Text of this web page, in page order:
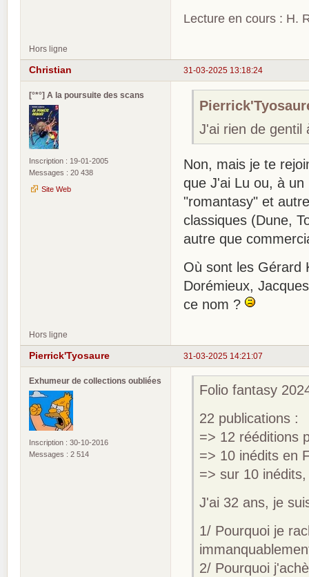
Lecture en cours : H.
Hors ligne
31-03-2025 13:18:24
Christian
[°*°] A la poursuite des scans
Inscription : 19-01-2005
Messages : 20 438
Site Web
J'ai rien de
Non, mais je te
que J'ai Lu ou, à
"romantasy" et
classiques (Dune,
autre que
Où sont les Gérard
Dorémieux,
ce nom ?
Hors ligne
31-03-2025 14:21:07
Pierrick'Tyosaure
Exhumeur de collections oubliées
Inscription : 30-10-2016
Messages : 2 514
Folio fantasy
22 publications :
=> 12 rééditions
=> 10 inédits en
=> sur 10
J'ai 32 ans, je
1/ Pourquoi je
2/ Pourquoi